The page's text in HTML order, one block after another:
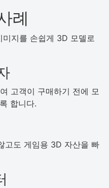
례
지를 손쉽게 3D 모델로
고객이 구매하기 전에 모
합니다.
고도 게임용 3D 자산을 빠